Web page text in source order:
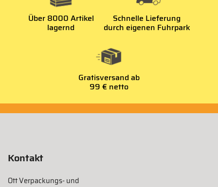
Über 8000 Artikel
lagernd
Schnelle Lieferung
durch eigenen Fuhrpark
Gratisversand ab
99 € netto
Kontakt
Ott Verpackungs- und